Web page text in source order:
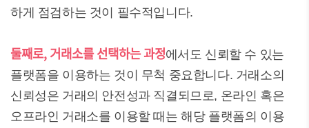
하게 점검하는 것이 필수적입니다.
둘째로, 거래소를 선택하는 과정에서도 신뢰할 수 있는
플랫폼을 이용하는 것이 무척 중요합니다. 거래소의
신뢰성은 거래의 안전성과 직결되므로, 온라인 혹은
오프라인 거래소를 이용할 때는 해당 플랫폼의 이용